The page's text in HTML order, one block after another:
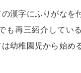
漢字にふりがなを
も再三紹介してい
幼稚園児から始め